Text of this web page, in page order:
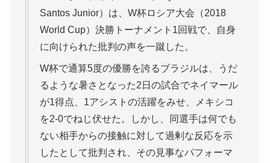
Santos Junior）は、W杯ロシア大会（2018
World Cup）決勝トーナメント1回戦で、自身
に向けられた批判の声を一蹴した。
W杯で通算5度の優勝を誇るブラジルは、うだ
るような暑さとなった2日の試合でネイマール
が1得点、1アシストの活躍をみせ、メキシコ
を2-0でねじ伏せた。しかし、同選手は何でも
ない相手からの接触に対して過剰な反応を示
したとして批判され、その見事なパフォーマ